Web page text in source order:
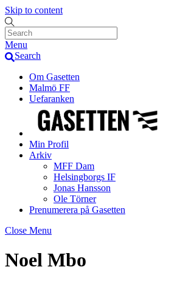
Skip to content
Menu
Search
Om Gasetten
Malmö FF
Uefaranken
Min Profil
Arkiv
MFF Dam
Helsingborgs IF
Jonas Hansson
Ole Törner
Prenumerera på Gasetten
Close Menu
Noel Mbo